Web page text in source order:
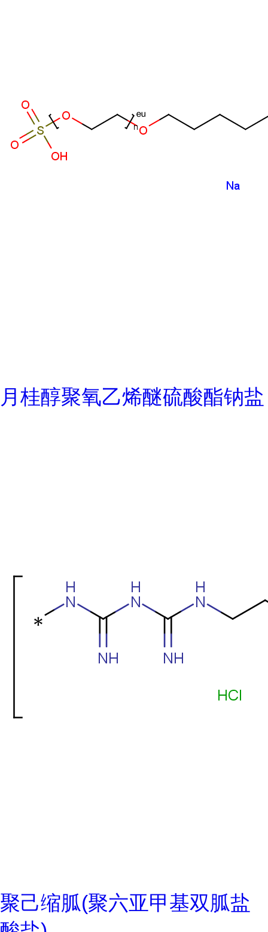
月桂醇聚氧乙烯醚硫酸酯钠盐
聚己缩胍(聚六亚甲基双胍盐